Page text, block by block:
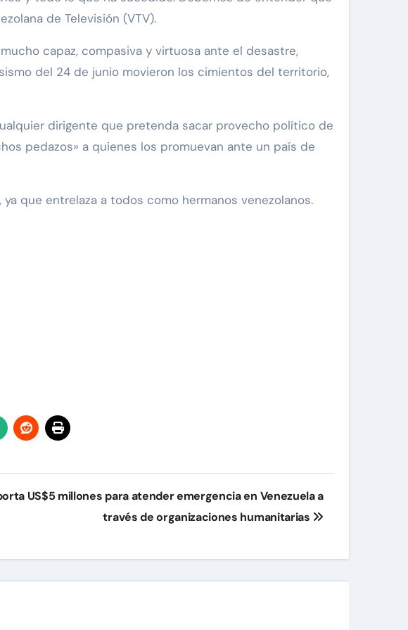
de Televisión (VTV).
capaz, compasiva y virtuosa ante el desastre,
del 24 de junio movieron los cimientos del territorio,
dirigente que pretenda sacar provecho político de
pedazos» a quienes los promuevan ante un país de
que entrelaza a todos como hermanos venezolanos.
US$5 millones para atender emergencia en Venezuela a
través de organizaciones humanitarias